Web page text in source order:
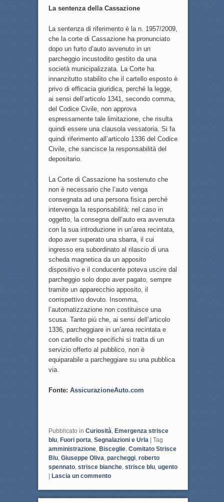
La sentenza della Cassazione
La sentenza di riferimento è la n. 1957/2009,
che la corte di Cassazione ha pronunciato
dopo un furto d’auto avvenuto in un
parcheggio incustodito gestito da una
società municipalizzata. La Corte ha
innanzitutto stabilito che il cartello esposto è
privo di efficacia giuridica, perché la legge,
ai sensi dell’articolo 1341, secondo comma,
del Codice Civile, non approva
espressamente tale limitazione, che risulta
quindi essere una clausola vessatoria. Si fa
quindi riferimento all’articolo 1336 del Codice
Civile, che sancisce la responsabilità del
depositario.
La Corte di Cassazione ha sostenuto che
non è necessario che l’auto venga
consegnata ad una persona fisica perché
intervenga la responsabilità: nel caso in
oggetto, la consegna dell’auto era avvenuta
con la sua introduzione in un’area recintata,
dopo aver superato una sbarra, il cui
ingresso era subordinato al rilascio di una
scheda magnetica da un apposito
dispositivo e il conducente poteva uscire dal
parcheggio solo dopo aver pagato, sempre
tramite un apparecchio apposito, il
corrispettivo dovuto. Insomma,
l’automatizzazione non costituisce una
scusa. Tanto più che, ai sensi dell’articolo
1336, parcheggiare in un’area recintata e
con cartello che specifichi si tratta di un
servizio offerto al pubblico, non è
equiparabile a parcheggiare su una pubblica
via.
Fonte: AssicurazioneAuto.com
Pubblicato in Curiosità, Emergenza strisce
blu, Fuori porta, Segnalazioni e Urla
Tag
amministrazione, Bisceglie, Comitato Strisce
Blu, Giuseppe Oliva, parcheggi, roberto
spennato, strisce bianche, strisce blu, ugento
Lascia un commento